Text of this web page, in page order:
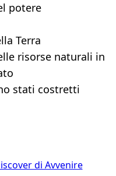
potere
Terra
risorse naturali in
stati costretti
di Avvenire